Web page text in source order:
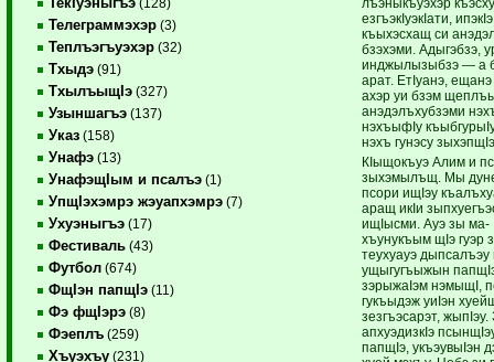
(128)
Телеграммэхэр (3)
Теплъэгъуэхэр (32)
Тхыдэ (91)
ТхылъыщIэ (327)
Узыншагъэ (137)
Указ (158)
Унафэ (13)
УнафэщIым и псалъэ (1)
УпщIэхэмрэ жэуапхэмрэ (7)
Ухуэныгъэ (17)
Фестиваль (43)
Футбол (674)
ФщIэн папщIэ (11)
Фэ фщIэрэ (8)
Фэеплъ (259)
Хъуэхъу (231)
езгъэкIуэкIати,
къыхэсхащ си
бзэхэми. Адыгэбзэ,
инджылызыбзэ — а
арат. ЕтIуанэ,
ахэр уи бзэм
анэдэлъхубзэми
нэхъыфIу
нэхъ гунэсу
КIыщокъуэ Алим и
зыхэмылъщ. Мы
псори ищIэу
аращ икIи
ищIысми. Ауэ зы
хъунукъым щIэ гуэр
теухуауэ
ущыгугъыжын
зэрыжаIэм нэмыщI,
гукъыдэж уиIэн
зезгъэсарэт,
апхуэдизкIэ
папщIэ, укъэувыIэн